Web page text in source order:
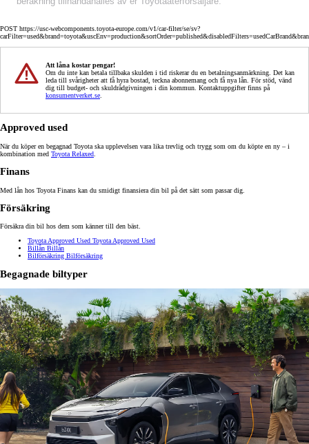
POST https://usc-webcomponents.toyota-europe.com/v1/car-filter/se/sv?
Att låna kostar pengar!
Om du inte kan betala tillbaka skulden i tid riskerar du en betalningsanmärkning. Det kan
leda till svårigheter att få hyra bostad, teckna abonnemang och få nya lån. För stöd, vänd
dig till budget- och skuldrådgivningen i din kommun. Kontaktuppgifter finns på
konsumentverket.se
Approved used
När du köper en begagnad Toyota ska upplevelsen vara lika trevlig och trygg som om du köpte en ny – i
kombination med Toyota Relaxed
Finans
Med lån hos Toyota Finans kan du smidigt finansiera din bil på det sätt som passar dig.
Försäkring
Försäkra din bil hos dem som känner till den bäst.
Toyota Approved Used Toyota Approved Used
Billån Billån
Bilförsäkring Bilförsäkring
Begagnade biltyper